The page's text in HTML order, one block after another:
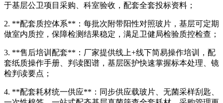
于基层公卫项目采购、科室验收，配套全套投标资料；
2. **配套质控体系**：每批次附带阳性对照玻片，基层可定期
做室内质控，保障检测结果稳定，满足卫健局检验质控检查；
3. **售后培训配套**：厂家提供线上+线下简易操作培训，配
套纸质操作手册、判读图谱，基层医护快速掌握标本处理、镜
检判读要点；
4. **配套耗材统一供应**：同步供应载玻片、无菌采样刮匙、